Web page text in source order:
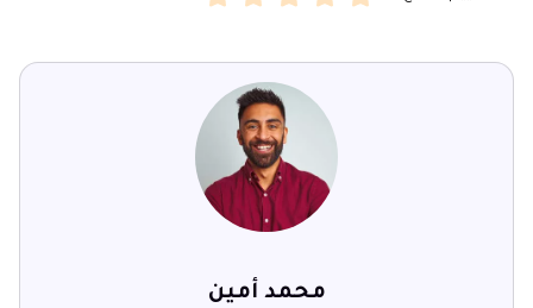
محمد أمين